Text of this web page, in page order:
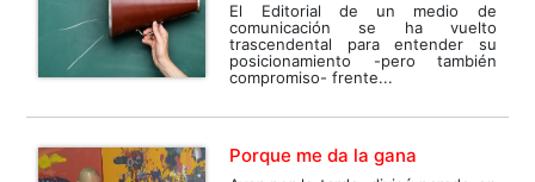
El Editorial de un medio de
comunicación se ha vuelto
trascendental para entender su
posicionamiento -pero también
compromiso- frente...
Porque me da la gana